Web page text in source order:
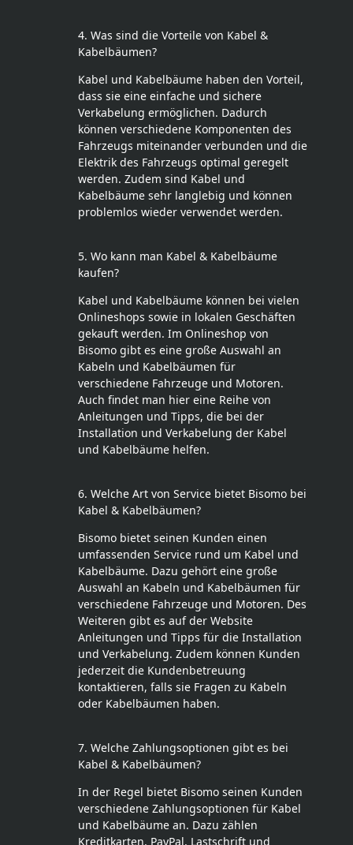
4. Was sind die Vorteile von Kabel &
Kabelbäumen?
Kabel und Kabelbäume haben den Vorteil,
dass sie eine einfache und sichere
Verkabelung ermöglichen. Dadurch
können verschiedene Komponenten des
Fahrzeugs miteinander verbunden und die
Elektrik des Fahrzeugs optimal geregelt
werden. Zudem sind Kabel und
Kabelbäume sehr langlebig und können
problemlos wieder verwendet werden.
5. Wo kann man Kabel & Kabelbäume
kaufen?
Kabel und Kabelbäume können bei vielen
Onlineshops sowie in lokalen Geschäften
gekauft werden. Im Onlineshop von
Bisomo gibt es eine große Auswahl an
Kabeln und Kabelbäumen für
verschiedene Fahrzeuge und Motoren.
Auch findet man hier eine Reihe von
Anleitungen und Tipps, die bei der
Installation und Verkabelung der Kabel
und Kabelbäume helfen.
6. Welche Art von Service bietet Bisomo bei
Kabel & Kabelbäumen?
Bisomo bietet seinen Kunden einen
umfassenden Service rund um Kabel und
Kabelbäume. Dazu gehört eine große
Auswahl an Kabeln und Kabelbäumen für
verschiedene Fahrzeuge und Motoren. Des
Weiteren gibt es auf der Website
Anleitungen und Tipps für die Installation
und Verkabelung. Zudem können Kunden
jederzeit die Kundenbetreuung
kontaktieren, falls sie Fragen zu Kabeln
oder Kabelbäumen haben.
7. Welche Zahlungsoptionen gibt es bei
Kabel & Kabelbäumen?
In der Regel bietet Bisomo seinen Kunden
verschiedene Zahlungsoptionen für Kabel
und Kabelbäume an. Dazu zählen
Kreditkarten, PayPal, Lastschrift und